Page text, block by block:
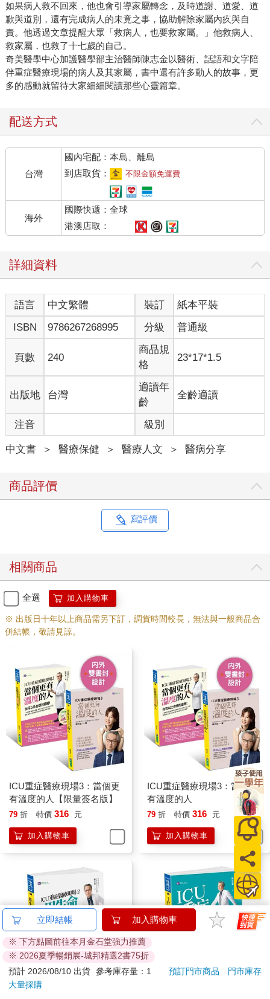
如果病人救不回來，他也會引導家屬轉念，及時道謝、道愛、道
歉與道別，還有完成病人的未竟之事，協助解除家屬內疚與自
責。他透過文章提醒大眾「救病人，也要救家屬。」他救病人、
救家屬，也救了十七歲的自己。
奇美醫學中心加護醫學部主治醫師陳志金以醫術、話語和文字陪
伴重症醫療現場的病人及其家屬，書中還有許多動人的故事，更
多的感動就留待大家細細閱讀那些心靈篇章。
配送方式
台灣
國內宅配：本島、離島
到店取貨：
不限金額免運費
海外
國際快遞：全球
港澳店取：
詳細資料
語言 中文繁體 裝訂
紙本平裝
ISBN
9786267268995 分級 普通級
頁數 240
商品規
格
23*17*1.5
出版地 台灣
適讀年
齡
全齡適讀
注音 級別
中文書 ＞ 醫療保健 ＞ 醫療人文 ＞ 醫病分享
商品評價
寫評價
相關商品
全選 加入購物車
※ 出版日十年以上商品需另下訂，調貨時間較長，無法與一般商品合
併結帳，敬請見諒。
ICU重症醫療現場3：當個更
有溫度的人【限量簽名版】
79 折 特價 316 元
加入購物車
ICU重症醫療現場3：當個更
有溫度的人
79 折 特價 316 元
加入購物車
立即結帳 加入購物車
※ 下方點圖前往本月金石堂強力推薦
※ 2026夏季暢銷展-城邦精選2書75折
預計 2026/08/10 出貨 參考庫存量：1 預訂門市商品
門市庫存
大量採購